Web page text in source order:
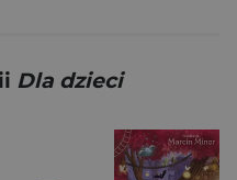
Dla dzieci